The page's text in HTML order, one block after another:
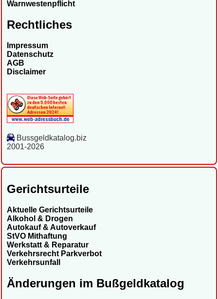
Warnwestenpflicht
Rechtliches
Impressum
Datenschutz
AGB
Disclaimer
Bussgeldkatalog.biz
2001-2026
Gerichtsurteile
Aktuelle Gerichtsurteile
Alkohol & Drogen
Autokauf & Autoverkauf
StVO Mithaftung
Werkstatt & Reparatur
Verkehrsrecht Parkverbot
Verkehrsunfall
Änderungen im Bußgeldkatalog